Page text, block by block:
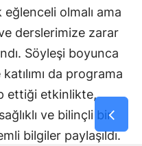
olmalı ama
ve derslerimize zarar
Söyleşi boyunca
da programa
ettiği etkinlikte,
ve bilinçli bir
bilgiler paylaşıldı.